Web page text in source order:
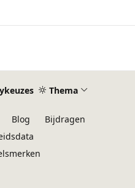
Thema
Blog
Bijdragen